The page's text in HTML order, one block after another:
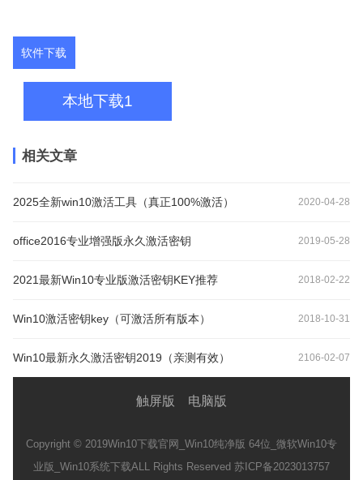
软件下载
本地下载1
相关文章
2025全新win10激活工具（真正100%激活） 2020-04-28
office2016专业增强版永久激活密钥 2019-05-28
2021最新Win10专业版激活密钥KEY推荐 2018-02-22
Win10激活密钥key（可激活所有版本） 2018-10-31
Win10最新永久激活密钥2019（亲测有效） 2106-02-07
触屏版 电脑版
Copyright © 2019Win10下载官网_Win10纯净版 64位_微软Win10专
业版_Win10系统下载ALL Rights Reserved 苏ICP备2023013757